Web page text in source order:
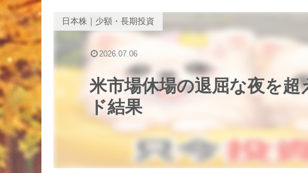
米市場休場の退屈な夜を
ド結果
日本株｜少額・長期投資
2026.07.06